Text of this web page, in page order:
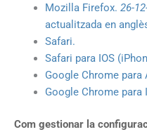
Mozilla Firefox. 26-
actualitzada en
Safari.
Safari para IOS
Google Chrome para
Google Chrome para
Com gestionar la